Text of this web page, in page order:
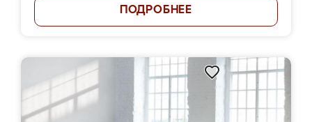
ПОДРОБНЕЕ